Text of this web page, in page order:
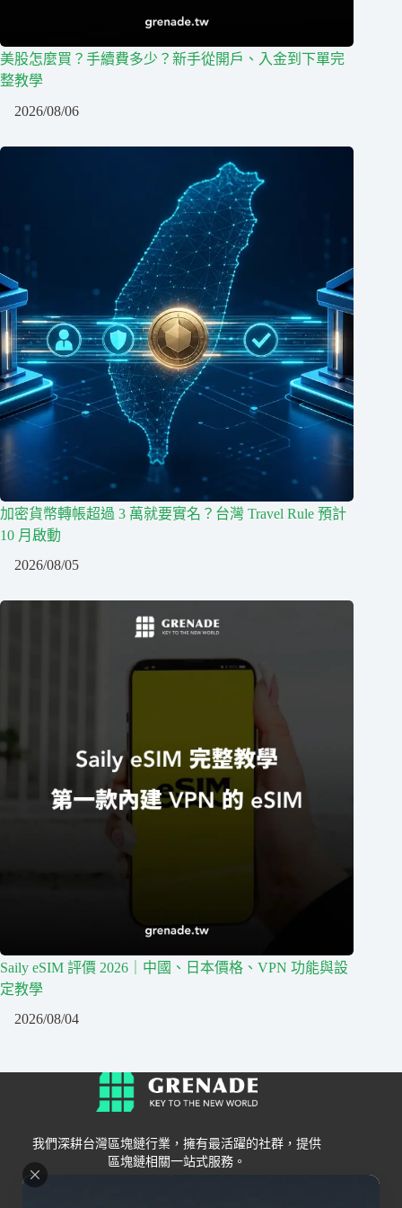
美股怎麼買？手續費多少？新手從開戶、入金到下單完
整教學
2026/08/06
加密貨幣轉帳超過 3 萬就要實名？台灣 Travel Rule 預計
10 月啟動
2026/08/05
Saily eSIM 評價 2026｜中國、日本價格、VPN 功能與設
定教學
2026/08/04
我們深耕台灣區塊鏈行業，擁有最活躍的社群，提供
區塊鏈相關一站式服務。